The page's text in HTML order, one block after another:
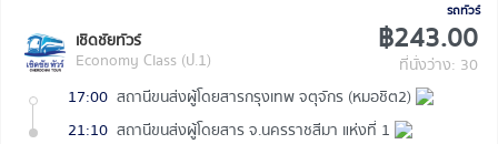
รถทัวร์
เชิดชัยทัวร์
Economy Class (ป.1)
฿243.00
ที่นั่งว่าง: 30
17:00 สถานีขนส่งผู้โดยสารกรุงเทพ จตุจักร (หมอชิต2)
21:10 สถานีขนส่งผู้โดยสาร จ.นครราชสีมา แห่งที่ 1